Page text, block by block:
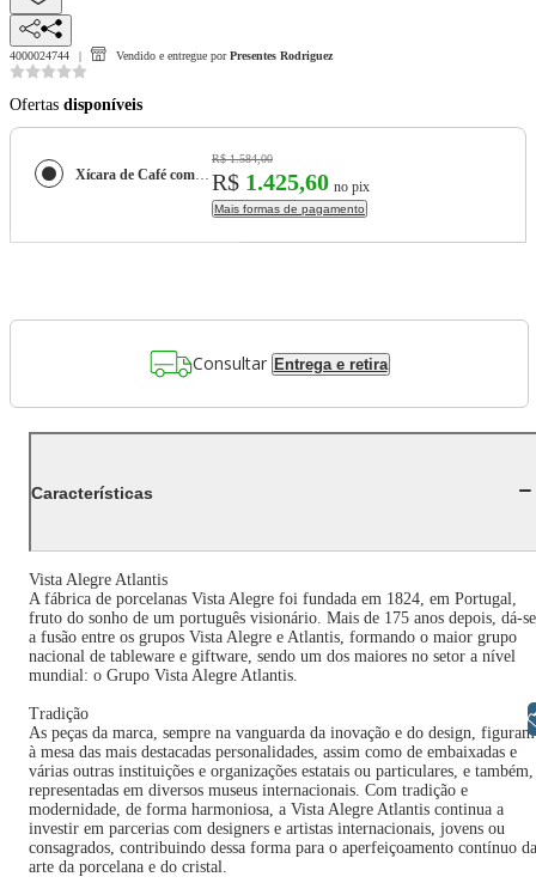
4000024744 Vendido e entregue por Presentes Rodriguez
Ofertas disponíveis
Xícara de Café com Pires Herbariae Amarelo 4 Peças Vista Alegre Atlantis
R$ 1.584,00
R$ 1.425,60 no pix
Mais formas de pagamento
Consultar Entrega e retira
Características
Vista Alegre Atlantis
A fábrica de porcelanas Vista Alegre foi fundada em 1824, em Portugal,
fruto do sonho de um português visionário. Mais de 175 anos depois, dá-se
a fusão entre os grupos Vista Alegre e Atlantis, formando o maior grupo
nacional de tableware e giftware, sendo um dos maiores no setor a nível
mundial: o Grupo Vista Alegre Atlantis.
Tradição
As peças da marca, sempre na vanguarda da inovação e do design, figuram
à mesa das mais destacadas personalidades, assim como de embaixadas e
várias outras instituições e organizações estatais ou particulares, e também,
representadas em diversos museus internacionais. Com tradição e
modernidade, de forma harmoniosa, a Vista Alegre Atlantis continua a
investir em parcerias com designers e artistas internacionais, jovens ou
consagrados, contribuindo dessa forma para o aperfeiçoamento contínuo da
arte da porcelana e do cristal.